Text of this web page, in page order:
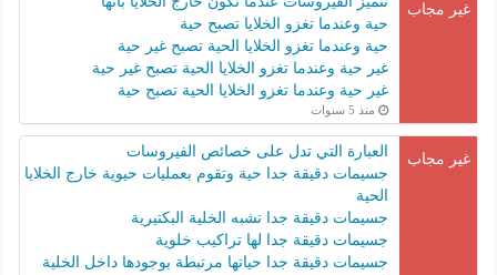
غير مجاب
حية وعندما تغزو الخلايا تصبح حية
حية وعندما تغزو الخلايا الحية تصبح غير حية
غير حية وعندما تغزو الخلايا الحية تصبح غير حية
غير حية وعندما تغزو الخلايا الحية تصبح حية
منذ 5 سنوات
غير مجاب
العبارة التي تدل على خصائص الفيروسات
جسيمات دقيقة جدا حية وتقوم بعمليات حيوية خارج الخلايا
الحية
جسيمات دقيقة جدا تشبه الخلية البكتيرية
جسيمات دقيقة جدا لها تراكيب خلوية
جسيمات دقيقة جدا حياتها مرتبطة بوجودها داخل الخلية